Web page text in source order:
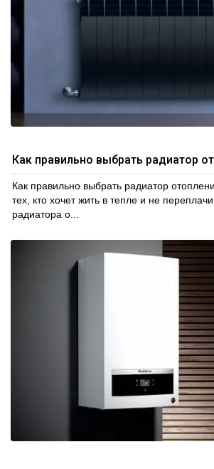
Как правильно выбрать радиатор
Как правильно выбрать радиатор
тех, кто хочет жить в тепле и не
радиатора о...